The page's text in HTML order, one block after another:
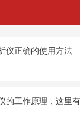
仪正确的使用方法
的工作原理，这里